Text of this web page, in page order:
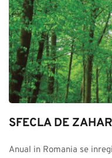
SFECLA DE
Anual in Romania se